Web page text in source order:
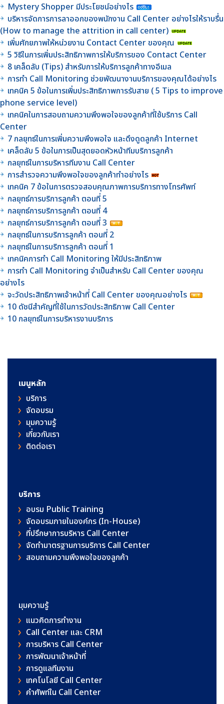
Mystery Shopper มีประโยชน์อย่างไร
บริหารจัดการการลาออกของพนักงาน Call Center อย่างไรให้ราบรื่น
(How to manage the attrition in call center)
เพิ่มศักยภาพให้หน่วยงาน Contact Center ของคุณ
5 วิธีในการเพิ่มประสิทธิภาพการให้บริการของ Contact Center
8 เคล็ดลับ (Tips) สำหรับการให้บริการลูกค้าทางอีเมล
การทำ Call Monitoring ช่วยพัฒนางานบริการของคุณได้อย่างไร
เทคนิค 5 ข้อในการเพิ่มประสิทธิภาพการรับสาย ( 5 Tips to improve
phone service level)
เทคนิคในการสอบถามความพึงพอใจของลูกค้าที่ใช้บริการ Call
Center
7 กลยุทธ์ในการเพิ่มความพึงพอใจ และดึงดูดลูกค้า Internet
เคล็ดลับ 5 ข้อในการเป็นสุดยอดหัวหน้าทีมบริการลูกค้า
กลยุทธ์ในการบริหารทีมงาน Call Center
การสำรวจความพึงพอใจของลูกค้าทำอย่างไร
เทคนิค 7 ข้อในการตรวจสอบคุณภาพการบริการทางโทรศัพท์
กลยุทธ์การบริการลูกค้า ตอนที่ 5
กลยุทธ์การบริการลูกค้า ตอนที่ 4
กลยุทธ์การบริการลูกค้า ตอนที่ 3
กลยุทธ์ในการบริการลูกค้า ตอนที่ 2
กลยุทธ์ในการบริการลูกค้า ตอนที่ 1
เทคนิคการทำ Call Monitoring ให้มีประสิทธิภาพ
การทำ Call Monitoring จำเป็นสำหรับ Call Center ของคุณ
อย่างไร
จะวัดประสิทธิภาพเจ้าหน้าที่ Call Center ของคุณอย่างไร
10 ดัชนีสำคัญที่ใช้ในการวัดประสิทธิภาพ Call Center
10 กลยุทธ์ในการบริหารงานบริการ
เมนูหลัก
บริการ
จัดอบรม
มุมความรู้
เกี่ยวกับเรา
ติดต่อเรา
บริการ
อบรม Public Training
จัดอบรมภายในองค์กร (In-House)
ที่ปรึกษาการบริหาร Call Center
จัดทำมาตรฐานการบริการ Call Center
สอบถามความพึงพอใจของลูกค้า
มุมความรู้
แนวคิดการทำงาน
Call Center และ CRM
การบริหาร Call Center
การพัฒนาเจ้าหน้าที่
การดูแลทีมงาน
เทคโนโลยี Call Center
คําศัพท์ใน Call Center